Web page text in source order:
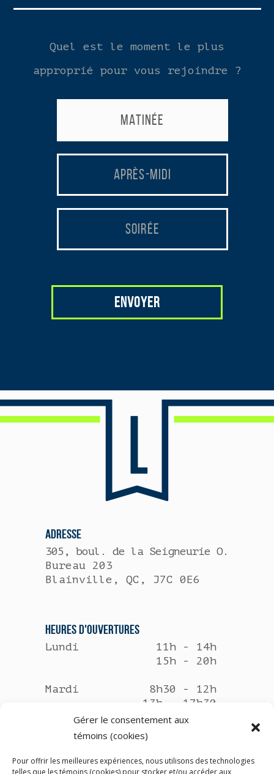
Gérer le consentement aux
témoins (cookies)
Pour offrir les meilleures expériences, nous utilisons des technologies
telles que les témoins (cookies) pour stocker et/ou accéder aux
Quel est le moment le plus
approprié pour vous rejoindre ?
Matinée
Après-Midi
Soirée
ADRESSE
305, boul. de la Seigneurie O.
Bureau 203
Blainville, QC, J7C 0E6
HEURES D’OUVERTURES
Lundi
11h - 14h
15h - 20h
Mardi
8h30 - 12h
13h - 17h30
Mercredi
Jeudi
11h - 14h
15h - 20h